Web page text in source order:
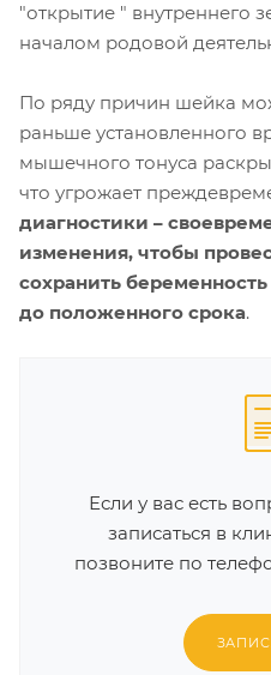
"открытие " внутреннего
началом родовой
По ряду причин шейка
раньше установленного
мышечного тонуса
что угрожает
диагностики –
изменения, чтобы
сохранить
до положенного срока.
Если у вас есть
записаться в
позвоните по